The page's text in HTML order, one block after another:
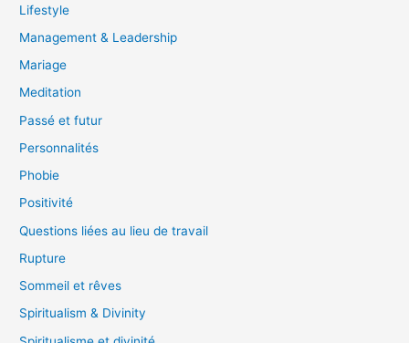
Lifestyle
Management & Leadership
Mariage
Meditation
Passé et futur
Personnalités
Phobie
Positivité
Questions liées au lieu de travail
Rupture
Sommeil et rêves
Spiritualism & Divinity